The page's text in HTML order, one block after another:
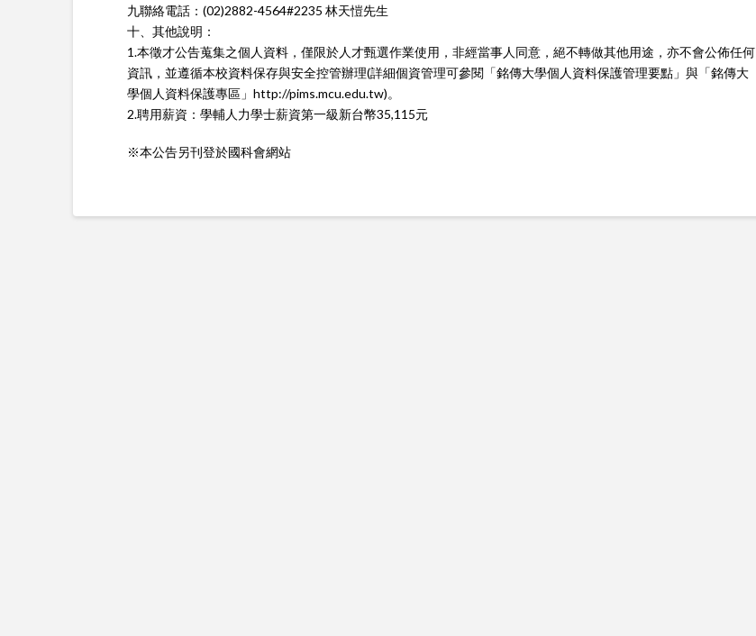
九聯絡電話：(02)2882-4564#2235 林天愷先生
十、其他說明：
1.本徵才公告蒐集之個人資料，僅限於人才甄選作業使用，非經當事人同意，絕不轉做其他用途，亦不會公佈任何
資訊，並遵循本校資料保存與安全控管辦理(詳細個資管理可參閱「銘傳大學個人資料保護管理要點」與「銘傳大
學個人資料保護專區」http://pims.mcu.edu.tw)。
2.聘用薪資：學輔人力學士薪資第一級新台幣35,115元
※本公告另刊登於國科會網站